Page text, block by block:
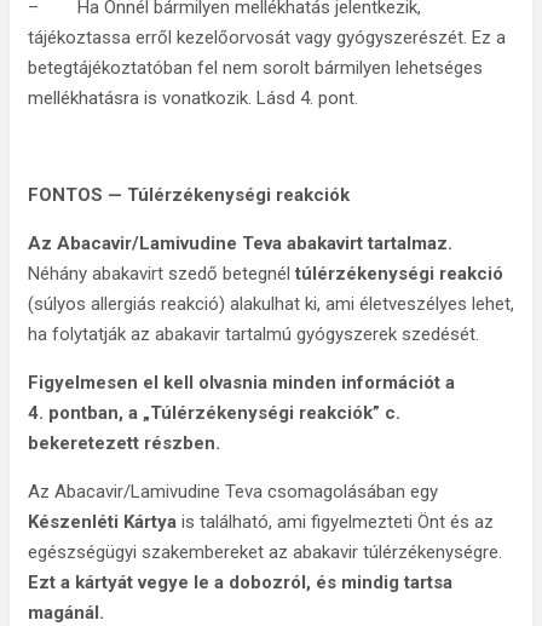
– Ha Önnél bármilyen mellékhatás jelentkezik,
tájékoztassa erről kezelőorvosát vagy gyógyszerészét. Ez a
betegtájékoztatóban fel nem sorolt bármilyen lehetséges
mellékhatásra is vonatkozik. Lásd 4. pont.
FONTOS — Túlérzékenységi reakciók
Az Abacavir/Lamivudine Teva abakavirt tartalmaz.
Néhány abakavirt szedő betegnéltúlérzékenységi reakció
(súlyos allergiás reakció) alakulhat ki, ami életveszélyes lehet,
ha folytatják az abakavir tartalmú gyógyszerek szedését.
Figyelmesen el kell olvasnia minden információt a
4. pontban, a „Túlérzékenységi reakciók” c.
bekeretezett részben.
Az Abacavir/Lamivudine Teva csomagolásában egy
Készenléti Kártya is található, ami figyelmezteti Önt és az
egészségügyi szakembereket az abakavir túlérzékenységre.
Ezt a kártyát vegye le a dobozról, és mindig tartsa
magánál.